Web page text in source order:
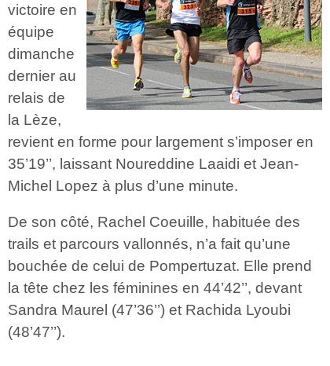
victoire en
équipe
dimanche
dernier au
relais de
la Lèze,
revient en forme pour largement s’imposer en
35’19’’, laissant Noureddine Laaidi et Jean-
Michel Lopez à plus d’une minute.
De son côté, Rachel Coeuille, habituée des
trails et parcours vallonnés, n’a fait qu’une
bouchée de celui de Pompertuzat. Elle prend
la tête chez les féminines en 44’42’’, devant
Sandra Maurel (47’36’’) et Rachida Lyoubi
(48’47’’).